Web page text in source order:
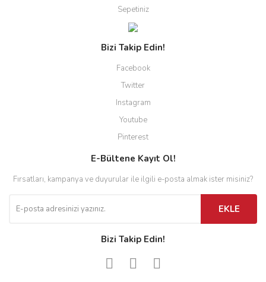
Sepetiniz
Bizi Takip Edin!
Facebook
Twitter
Instagram
Youtube
Pinterest
E-Bültene Kayıt Ol!
Fırsatları, kampanya ve duyurular ile ilgili e-posta almak ister misiniz?
EKLE
Bizi Takip Edin!